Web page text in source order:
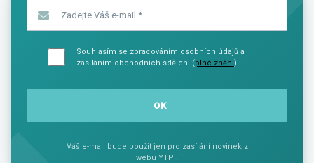
Souhlasím se zpracováním osobních údajů a
zasíláním obchodních sdělení (plné znění)
Váš e-mail bude použit jen pro zasílání novinek z
webu YTPI.